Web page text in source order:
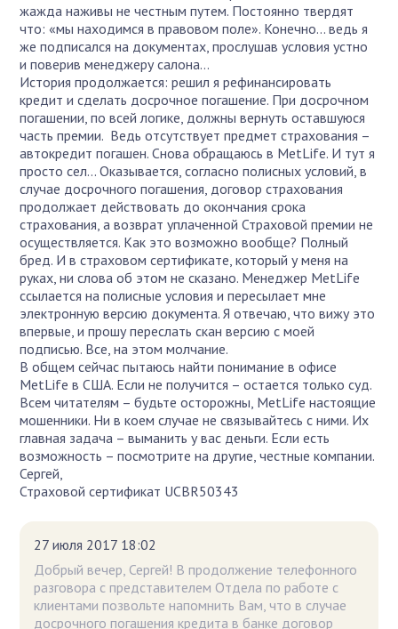
жажда наживы не честным путем. Постоянно твердят
что: «мы находимся в правовом поле». Конечно… ведь я
же подписался на документах, прослушав условия устно
и поверив менеджеру салона…
История продолжается: решил я рефинансировать
кредит и сделать досрочное погашение. При досрочном
погашении, по всей логике, должны вернуть оставшуюся
часть премии. Ведь отсутствует предмет страхования –
автокредит погашен. Снова обращаюсь в MetLife. И тут я
просто сел… Оказывается, согласно полисных условий, в
случае досрочного погашения, договор страхования
продолжает действовать до окончания срока
страхования, а возврат уплаченной Страховой премии не
осуществляется. Как это возможно вообще? Полный
бред. И в страховом сертификате, который у меня на
руках, ни слова об этом не сказано. Менеджер MetLife
ссылается на полисные условия и пересылает мне
электронную версию документа. Я отвечаю, что вижу это
впервые, и прошу переслать скан версию с моей
подписью. Все, на этом молчание.
В общем сейчас пытаюсь найти понимание в офисе
MetLife в США. Если не получится – остается только суд.
Всем читателям – будьте осторожны, MetLife настоящие
мошенники. Ни в коем случае не связывайтесь с ними. Их
главная задача – выманить у вас деньги. Если есть
возможность – посмотрите на другие, честные компании.
Сергей,
Страховой сертификат UCBR50343
27 июля 2017 18:02
Добрый вечер, Сергей! В продолжение телефонного
разговора с представителем Отдела по работе с
клиентами позвольте напомнить Вам, что в случае
досрочного погашения кредита в банке договор